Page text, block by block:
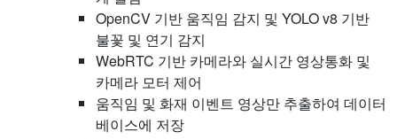
OpenCV 기반 움직임 감지 및 YOLO v8 기반
불꽃 및 연기 감지
WebRTC 기반 카메라와 실시간 영상통화 및
카메라 모터 제어
움직임 및 화재 이벤트 영상만 추출하여 데이터
베이스에 저장